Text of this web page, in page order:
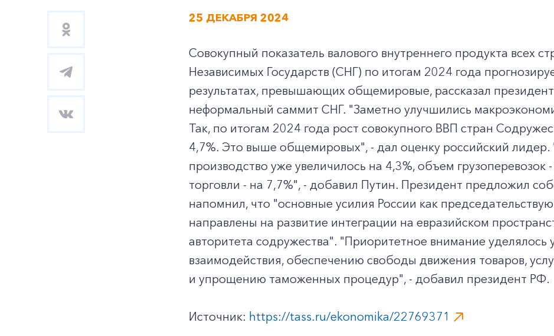
25 ДЕКАБРЯ 2024
Совокупный показатель валового внутреннего продукта всех
Независимых Государств (СНГ) по итогам 2024 года
результатах, превышающих общемировые, рассказал
неформальный саммит СНГ. "Заметно улучшились
Так, по итогам 2024 года рост совокупного ВВП стран
4,7%. Это выше общемировых", - дал оценку российский
производство уже увеличилось на 4,3%, объем грузоперевозок
торговли - на 7,7%", - добавил Путин. Президент предложил
напомнил, что "основные усилия России как
направлены на развитие интеграции на евразийском
авторитета содружества". "Приоритетное внимание уделялось
взаимодействия, обеспечению свободы движения товаров,
и упрощению таможенных процедур", - добавил президент РФ.
Источник: https://tass.ru/ekonomika/22769371